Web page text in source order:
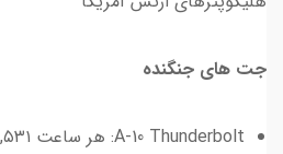
جت های جنگنده
A-10 Thunderbolt: هر ساعت ۲۲,۵۳۱ دلار